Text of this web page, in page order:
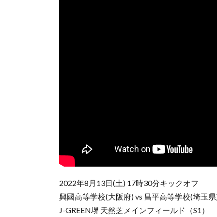
2022年8月13日(土) 17時30分キックオフ
興國高等学校(大阪府) vs 昌平高等学校(埼玉
J-GREEN堺 天然芝メインフィールド（S1）